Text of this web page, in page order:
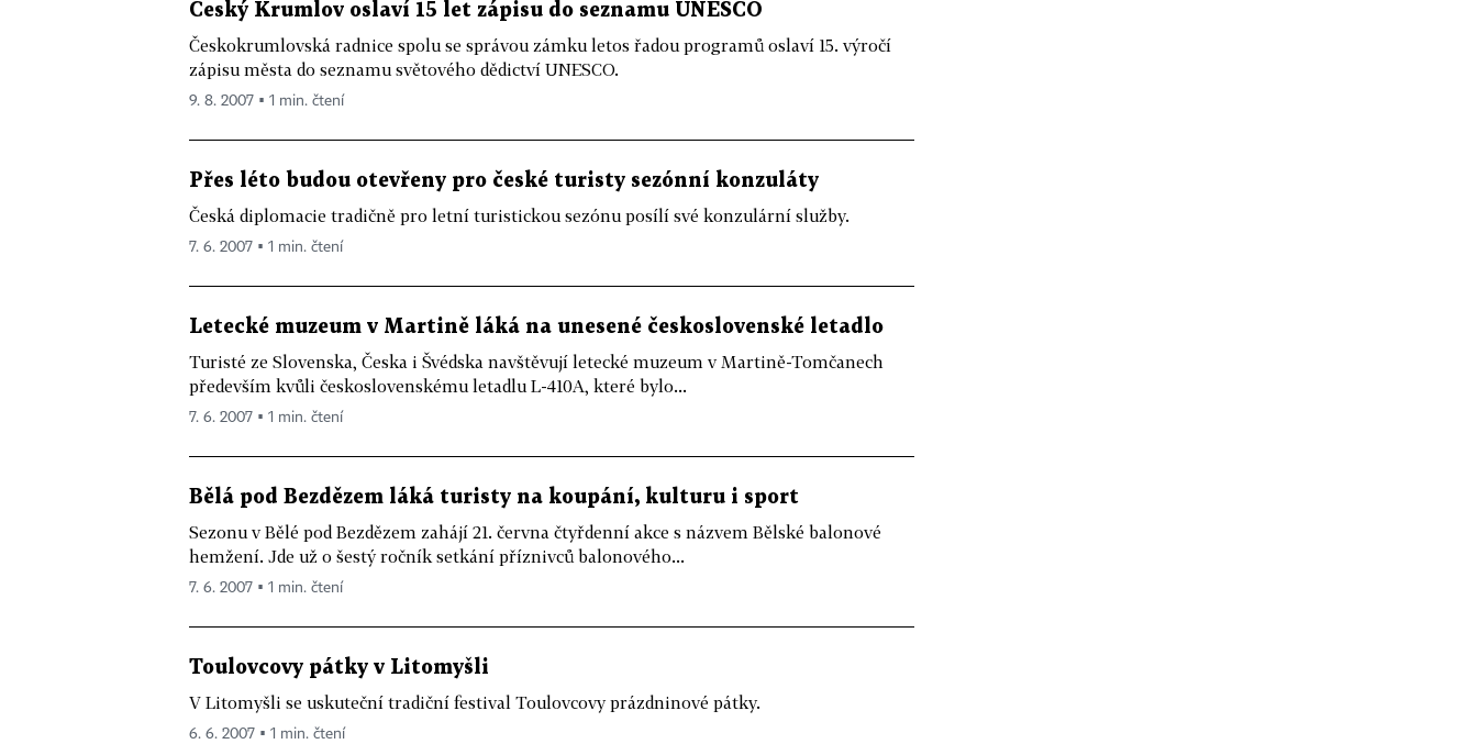
Český Krumlov oslaví 15 let zápisu do seznamu UNESCO
Českokrumlovská radnice spolu se správou zámku letos řadou programů oslaví 15. výročí
zápisu města do seznamu světového dědictví UNESCO.
9. 8. 2007 ▪ 1 min. čtení
Přes léto budou otevřeny pro české turisty sezónní konzuláty
Česká diplomacie tradičně pro letní turistickou sezónu posílí své konzulární služby.
7. 6. 2007 ▪ 1 min. čtení
Letecké muzeum v Martině láká na unesené československé letadlo
Turisté ze Slovenska, Česka i Švédska navštěvují letecké muzeum v Martině-Tomčanech
především kvůli československému letadlu L-410A, které bylo...
7. 6. 2007 ▪ 1 min. čtení
Bělá pod Bezdězem láká turisty na koupání, kulturu i sport
Sezonu v Bělé pod Bezdězem zahájí 21. června čtyřdenní akce s názvem Bělské balonové
hemžení. Jde už o šestý ročník setkání příznivců balonového...
7. 6. 2007 ▪ 1 min. čtení
Toulovcovy pátky v Litomyšli
V Litomyšli se uskuteční tradiční festival Toulovcovy prázdninové pátky.
6. 6. 2007 ▪ 1 min. čtení